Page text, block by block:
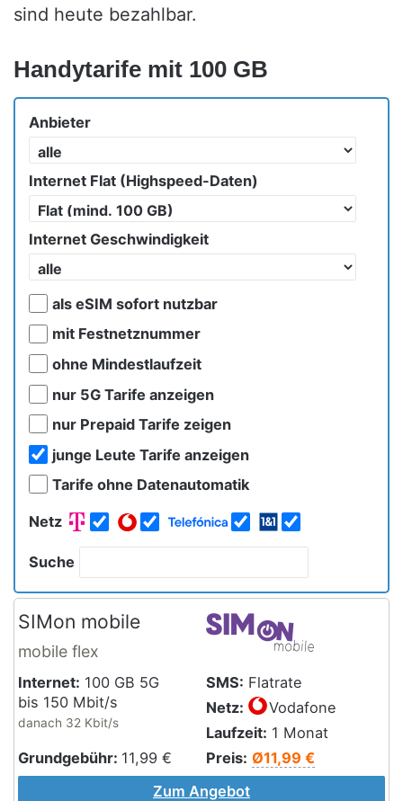
sind heute bezahlbar.
Handytarife mit 100 GB
Anbieter
Internet Flat (Highspeed-Daten)
Internet Geschwindigkeit
als eSIM sofort nutzbar
mit Festnetznummer
ohne Mindestlaufzeit
nur 5G Tarife anzeigen
nur Prepaid Tarife zeigen
junge Leute Tarife anzeigen
Tarife ohne Datenautomatik
Netz
Suche
SIMon mobile
mobile flex
Internet: 100 GB 5G
bis 150 Mbit/s
danach 32 Kbit/s
SMS: Flatrate
Netz:
Vodafone
Laufzeit: 1 Monat
Grundgebühr: 11,99 € Preis: Ø11,99 €
Zum Angebot